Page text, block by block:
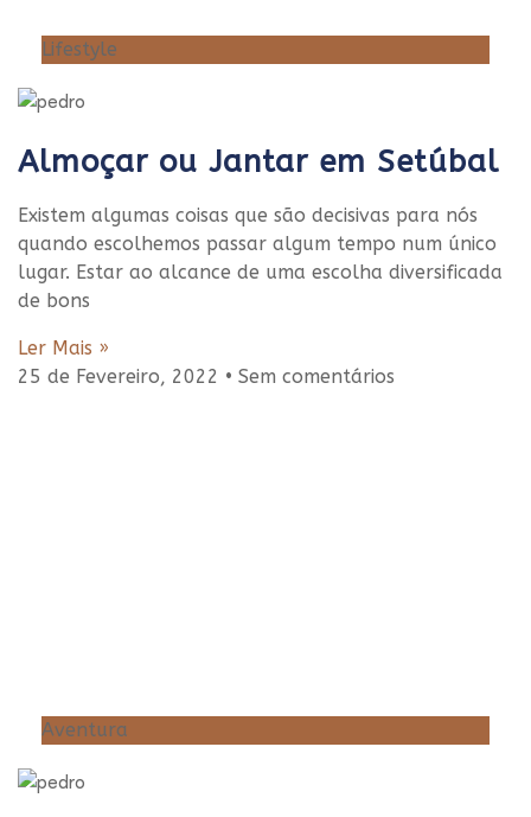
Lifestyle
Almoçar ou Jantar em Setúbal
Existem algumas coisas que são decisivas para nós
quando escolhemos passar algum tempo num único
lugar. Estar ao alcance de uma escolha diversificada
de bons
Ler Mais »
25 de Fevereiro, 2022
Sem comentários
Aventura